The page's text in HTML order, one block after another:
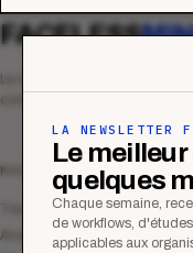
LA NEWSLETTER
Le meilleur
quelques
Chaque semaine,
de workflows,
applicables aux
FACELESS
commerciale des organismes
MAGAZINE
Tous les articles
Analyses